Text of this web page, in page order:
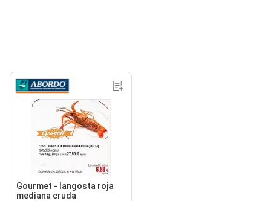
Gourmet - langosta roja
mediana cruda